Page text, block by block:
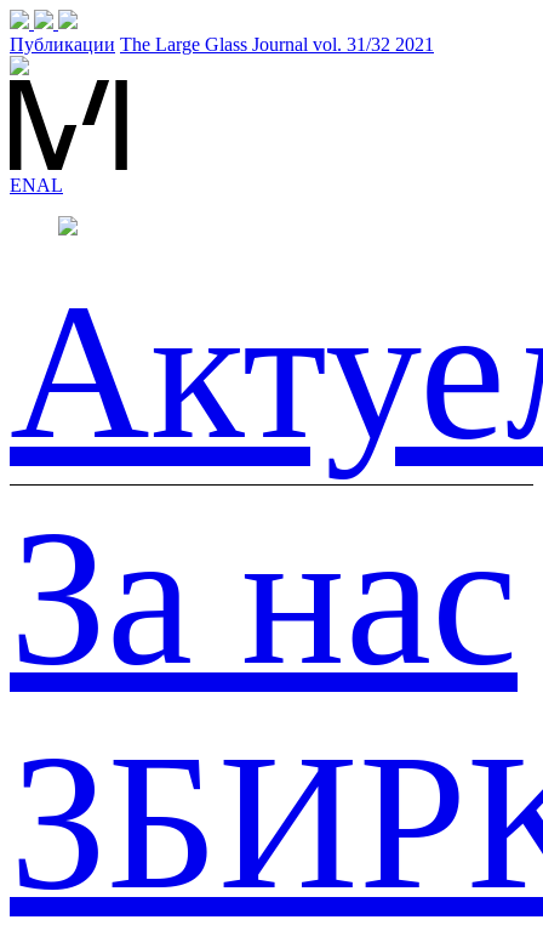
Публикации The Large Glass Journal vol. 31/32 2021
ENAL
За нас